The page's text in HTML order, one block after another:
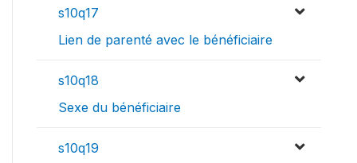
s10q17
Lien de parenté avec le bénéficiaire
s10q18
Sexe du bénéficiaire
s10q19